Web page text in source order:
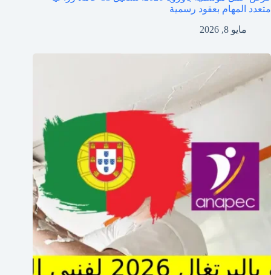
متعدد المهام بعقود رسمية
مايو 8, 2026